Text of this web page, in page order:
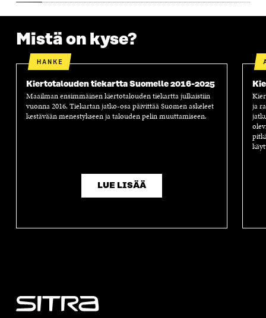
Mistä on kyse?
HANKE
Kiertotalouden tiekartta Suomelle 2016-2025
Maailman ensimmäinen kiertotalouden tiekartta julkaistiin
vuonna 2016. Tiekartan jatko-osa päivittää Suomen askeleet
kestävään menestykseen ja talouden pelin muuttamiseen.
LUE LISÄÄ
ja